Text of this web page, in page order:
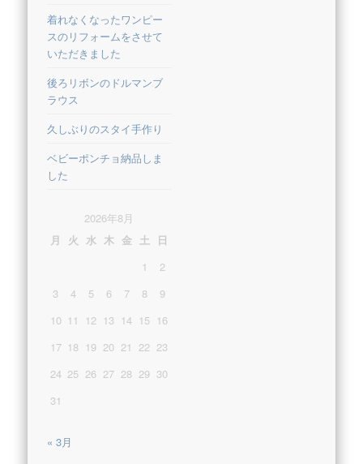
着れなくなったワンピー
スのリフォームをさせて
いただきました
後ろリボンのドルマンブ
ラウス
久しぶりのスタイ手作り
ベビーポンチョ納品しま
した
2026年8月
月
火 水 木 金 土 日
1
2
3
4 5 6 7 8
9
10 11 12 13 14 15 16
17 18 19 20 21 22 23
24 25 26 27 28 29 30
31
« 3月